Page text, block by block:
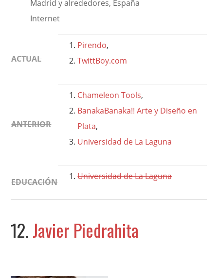
Madrid y alrededores, España
Internet
ACTUAL
Pirendo,
TwittBoy.com
ANTERIOR
Chameleon Tools,
BanakaBanaka!! Arte y Diseño en
Plata,
Universidad de La Laguna
EDUCACIÓN
Universidad de La Laguna
12.Javier Piedrahita